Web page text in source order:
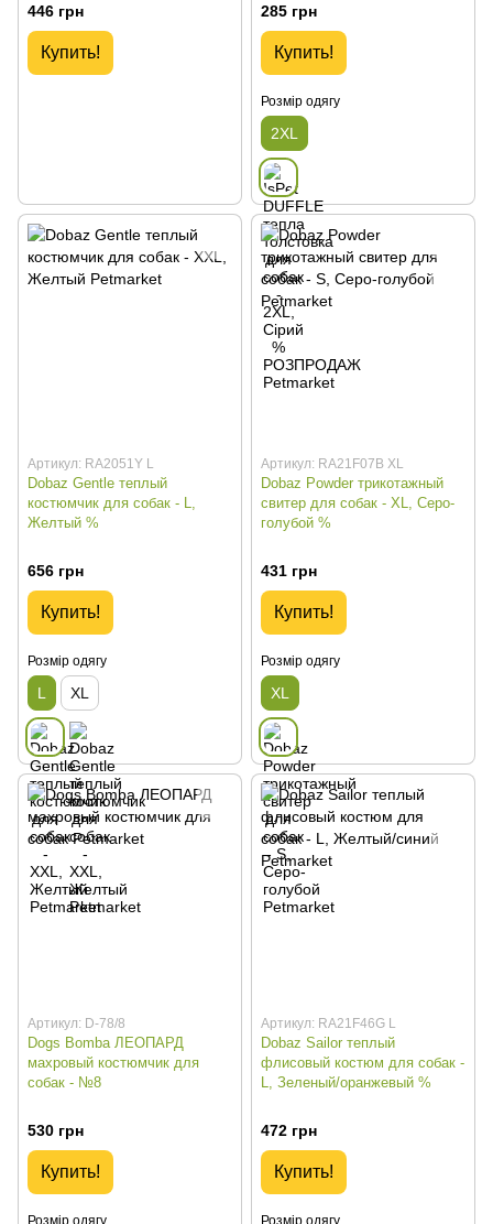
446 грн
Купить!
285 грн
Купить!
Розмір одягу
2XL
Артикул: RA2051Y L
Dobaz Gentle теплый
костюмчик для собак - L,
Желтый %
656 грн
Купить!
Розмір одягу
L XL
Артикул: RA21F07B XL
Dobaz Powder трикотажный
свитер для собак - XL, Серо-
голубой %
431 грн
Купить!
Розмір одягу
XL
Артикул: D-78/8
Dogs Bomba ЛЕОПАРД
махровый костюмчик для
собак - №8
530 грн
Купить!
Артикул: RA21F46G L
Dobaz Sailor теплый
флисовый костюм для собак -
L, Зеленый/оранжевый %
472 грн
Купить!